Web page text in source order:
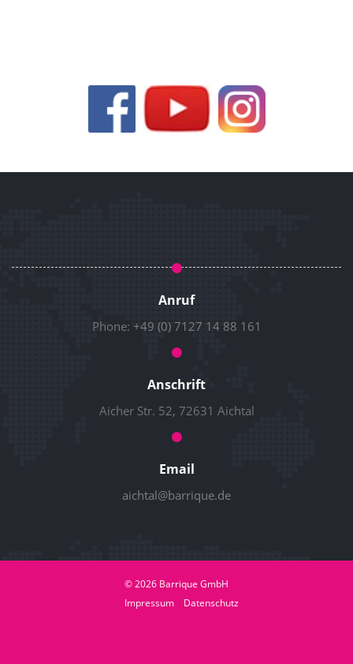
Anruf
Phone: +49 (0) 7127 14 88 161
Anschrift
Aicher Str. 52, 72631 Aichtal
Email
aichtal@barrique.de
© 2026 Barrique GmbH
Impressum
Datenschutz